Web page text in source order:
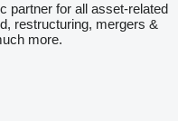
partner for all asset-related
restructuring, mergers &
more.